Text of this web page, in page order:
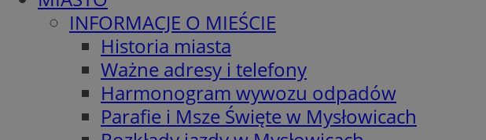
INFORMACJE O MIEŚCIE
Historia miasta
Ważne adresy i telefony
Harmonogram wywozu odpadów
Parafie i Msze Święte w Mysłowicach